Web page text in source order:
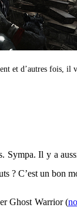
et d’autres fois, il
Il y a
? C’est un bon
Ghost Warrior (